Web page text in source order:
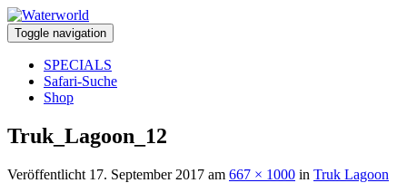
Toggle navigation
SPECIALS
Safari-Suche
Shop
Truk_Lagoon_12
Veröffentlicht 17. September 2017 am 667 × 1000 in Truk Lagoon